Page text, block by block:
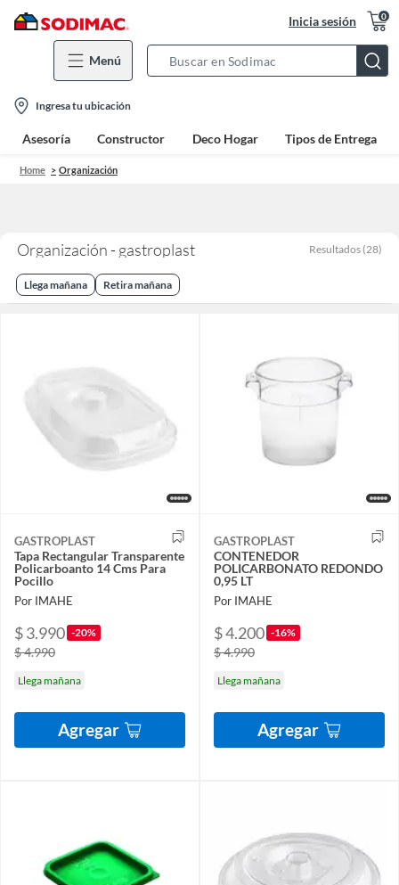
Inicia sesión 0
Menú
Bar
location-
icon
Ingresa tu ubicación
Asesoría Constructor Deco Hogar Tipos de Entrega
Home Organización
Organización - gastroplast Resultados (28)
Llega mañana Retira mañana
GASTROPLAST
Tapa Rectangular Transparente
Policarboanto 14 Cms Para
Pocillo
Por IMAHE
$ 3.990 -20%
$ 4.990
Llega mañana
Agregar
GASTROPLAST
CONTENEDOR
POLICARBONATO REDONDO
0,95 LT
Por IMAHE
$ 4.200 -16%
$ 4.990
Llega mañana
Agregar